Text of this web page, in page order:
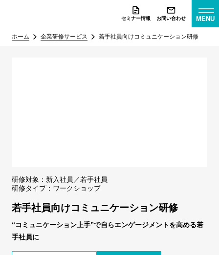
セミナー情報 お問い合わせ MENU
ホーム 企業研修サービス 若手社員向けコミュニケーション研修
研修対象： 新入社員
若手社員
研修タイプ： ワークショップ
若手社員向けコミュニケーション研修
“コミュニケーション上手”で自らエンゲージメントを高める若
手社員に